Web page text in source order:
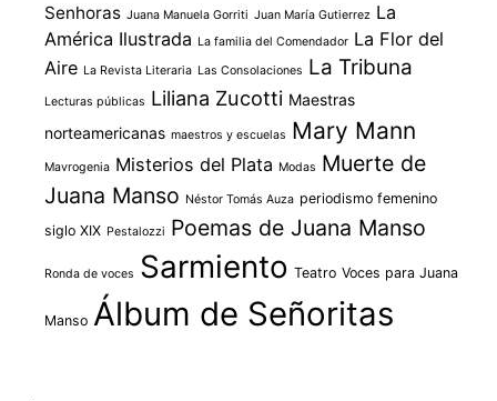
Senhoras Juana Manuela Gorriti Juan María Gutierrez La
América Ilustrada La familia del Comendador La Flor del
Aire La Revista Literaria Las Consolaciones La Tribuna
Lecturas públicas Liliana Zucotti Maestras
norteamericanas maestros y escuelas Mary Mann
Mavrogenia Misterios del Plata Modas Muerte de
Juana Manso Néstor Tomás Auza periodismo femenino
siglo XIX Pestalozzi Poemas de Juana Manso
Ronda de voces Sarmiento Teatro Voces para Juana
Manso Álbum de Señoritas